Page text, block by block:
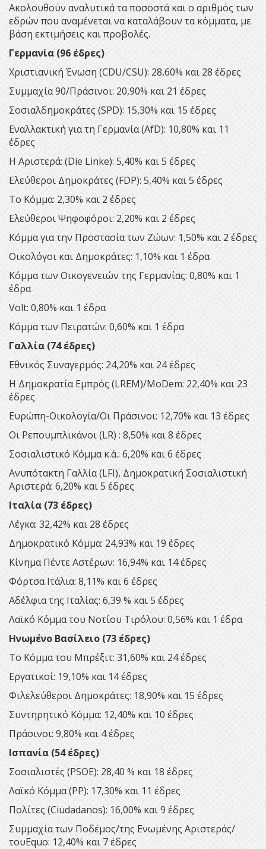
Ακολουθούν αναλυτικά τα ποσοστά και ο αριθμός των
εδρών που αναμένεται να καταλάβουν τα κόμματα, με
βάση εκτιμήσεις και προβολές.
Γερμανία (96 έδρες)
Χριστιανική Ένωση (CDU/CSU): 28,60% και 28 έδρες
Συμμαχία 90/Πράσινοι: 20,90% και 21 έδρες
Σοσιαλδημοκράτες (SPD): 15,30% και 15 έδρες
Εναλλακτική για τη Γερμανία (AfD): 10,80% και 11
έδρες
Η Αριστερά: (Die Linke): 5,40% και 5 έδρες
Ελεύθεροι Δημοκράτες (FDP): 5,40% και 5 έδρες
Το Κόμμα: 2,30% και 2 έδρες
Ελεύθεροι Ψηφοφόροι: 2,20% και 2 έδρες
Κόμμα για την Προστασία των Ζώων: 1,50% και 2 έδρες
Οικολόγοι και Δημοκράτες: 1,10% και 1 έδρα
Κόμμα των Οικογενειών της Γερμανίας: 0,80% και 1
έδρα
Volt: 0,80% και 1 έδρα
Κόμμα των Πειρατών: 0,60% και 1 έδρα
Γαλλία (74 έδρες)
Εθνικός Συναγερμός: 24,20% και 24 έδρες
Η Δημοκρατία Εμπρός (LREM)/MoDem: 22,40% και 23
έδρες
Ευρώπη-Οικολογία/Οι Πράσινοι: 12,70% και 13 έδρες
Οι Ρεπουμπλικάνοι (LR) : 8,50% και 8 έδρες
Σοσιαλιστικό Κόμμα κ.ά.: 6,20% και 6 έδρες
Ανυπότακτη Γαλλία (LFI), Δημοκρατική Σοσιαλιστική
Αριστερά: 6,20% και 5 έδρες
Ιταλία (73 έδρες)
Λέγκα: 32,42% και 28 έδρες
Δημοκρατικό Κόμμα: 24,93% και 19 έδρες
Κίνημα Πέντε Αστέρων: 16,94% και 14 έδρες
Φόρτσα Ιτάλια: 8,11% και 6 έδρες
Αδέλφια της Ιταλίας: 6,39 % και 5 έδρες
Λαϊκό Κόμμα του Νοτίου Τιρόλου: 0,56% και 1 έδρα
Ηνωμένο Βασίλειο (73 έδρες)
Το Κόμμα του Μπρέξιτ: 31,60% και 24 έδρες
Εργατικοί: 19,10% και 14 έδρες
Φιλελεύθεροι Δημοκράτες: 18,90% και 15 έδρες
Συντηρητικό Κόμμα: 12,40% και 10 έδρες
Πράσινοι: 9,80% και 4 έδρες
Ισπανία (54 έδρες)
Σοσιαλιστές (PSOE): 28,40 % και 18 έδρες
Λαϊκό Κόμμα (PP): 17,30% και 11 έδρες
Πολίτες (Ciudadanos): 16,00% και 9 έδρες
Συμμαχία των Ποδέμος/της Ενωμένης Αριστεράς/
τουEquo: 12,40% και 7 έδρες